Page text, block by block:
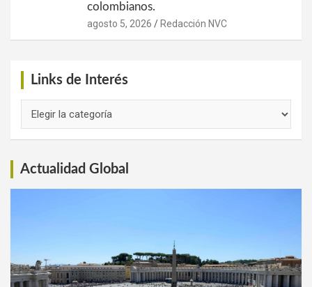
colombianos.
agosto 5, 2026 Redacción NVC
Links de Interés
Actualidad Global